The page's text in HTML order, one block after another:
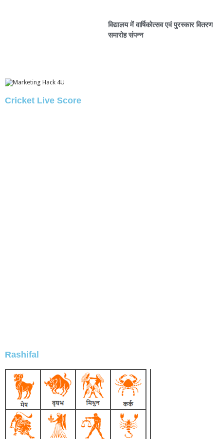
विद्यालय में वार्षिकोत्सव एवं पुरस्कार वितरण
समारोह संपन्न
Cricket Live Score
Rashifal